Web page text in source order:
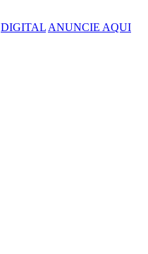
DIGITAL ANUNCIE AQUI